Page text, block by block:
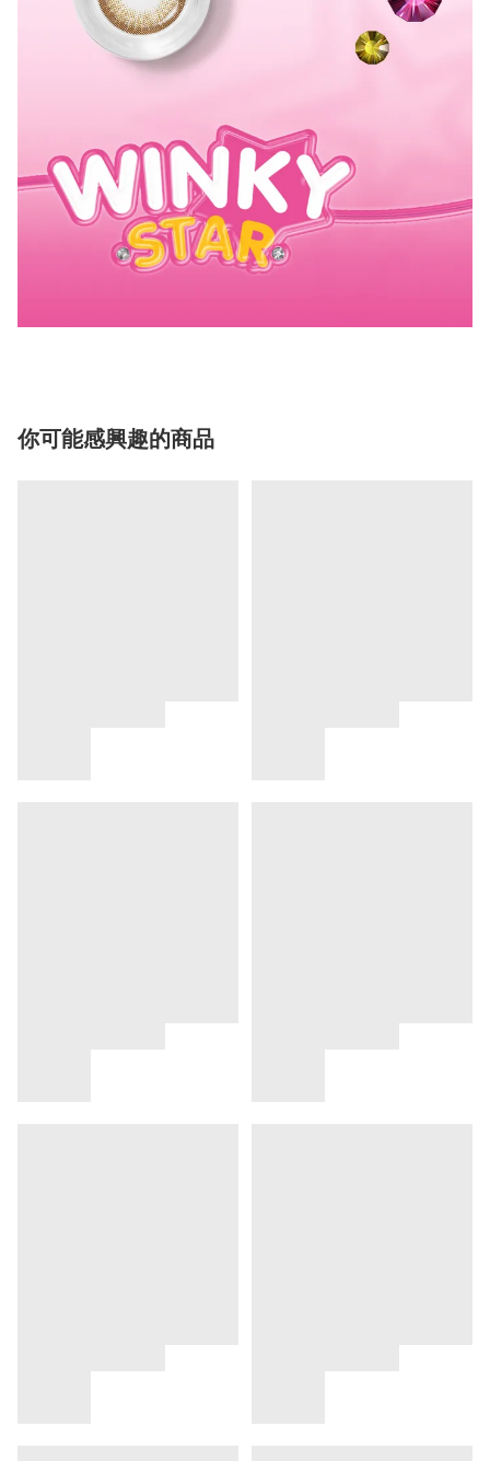
你可能感興趣的商品